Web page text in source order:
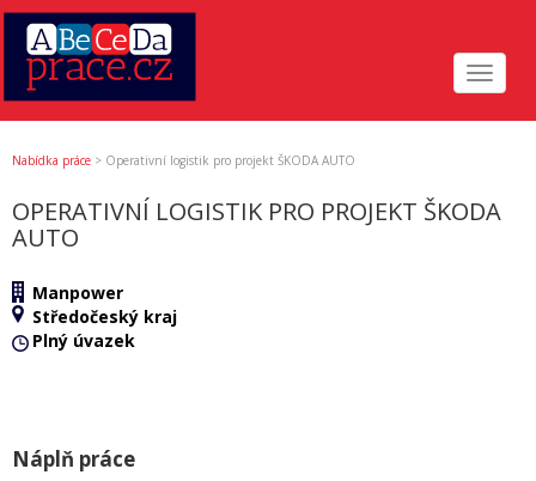
Toggle
Nabídka práce > Operativní logistik pro projekt ŠKODA AUTO
OPERATIVNÍ LOGISTIK PRO PROJEKT ŠKODA
AUTO
Manpower
Středočeský kraj
Plný úvazek
Náplň práce